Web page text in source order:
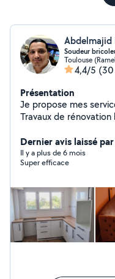
Abdelmajid
Soudeur
Toulouse
4,4/5 (30
Présentation
Je propose mes
Travaux de rénovation bâtiment
démontage meuble en kit
domicile Débarrasser les déchets de métaux ecc. J'ai
commencé à travailler
rigueur respectueux
contacter pour
pourrais vous aider
vous donner des
tous
Dernier avis laissé
Il y a plus de 6 mois
Super efficace